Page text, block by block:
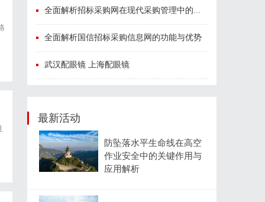
全面解析招标采购网在现代采购管理中的重要作用与应用
全面解析国信招标采购信息网的功能与优势
武汉配眼镜 上海配眼镜
最新活动
防坠落水平生命线在高空
作业安全中的关键作用与
应用解析